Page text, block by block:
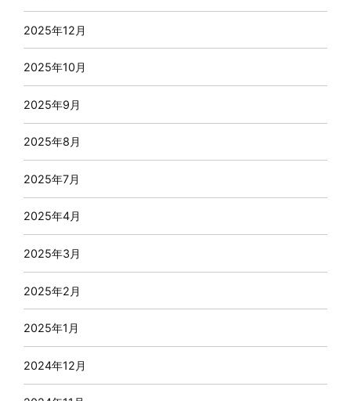
2025年12月
2025年10月
2025年9月
2025年8月
2025年7月
2025年4月
2025年3月
2025年2月
2025年1月
2024年12月